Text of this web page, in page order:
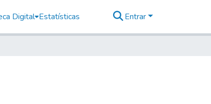
Digital Estatísticas Entrar